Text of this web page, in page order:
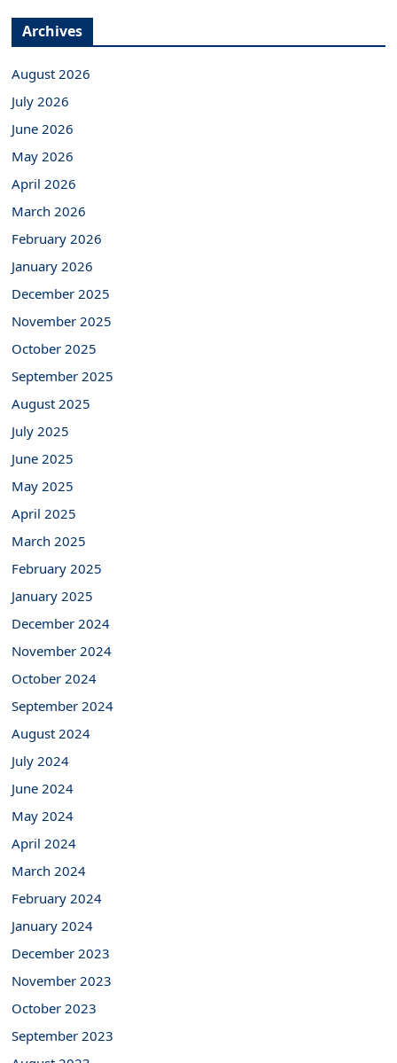
Archives
August 2026
July 2026
June 2026
May 2026
April 2026
March 2026
February 2026
January 2026
December 2025
November 2025
October 2025
September 2025
August 2025
July 2025
June 2025
May 2025
April 2025
March 2025
February 2025
January 2025
December 2024
November 2024
October 2024
September 2024
August 2024
July 2024
June 2024
May 2024
April 2024
March 2024
February 2024
January 2024
December 2023
November 2023
October 2023
September 2023